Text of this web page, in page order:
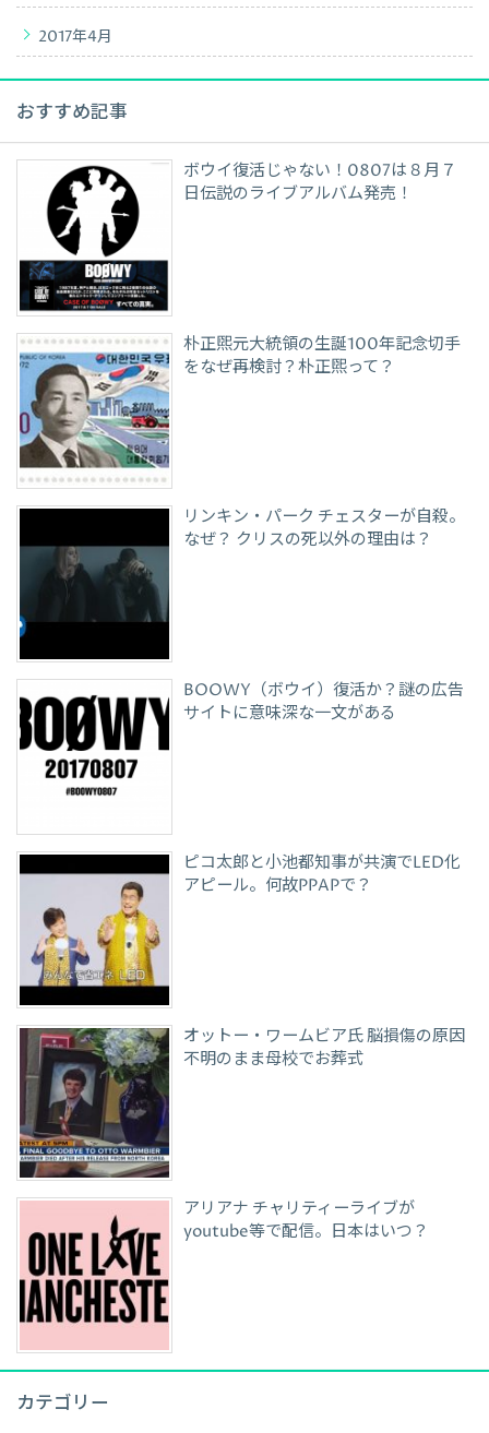
2017年4月
おすすめ記事
ボウイ復活じゃない！0807は８月７
日伝説のライブアルバム発売！
朴正煕元大統領の生誕100年記念切手
をなぜ再検討？朴正煕って？
リンキン・パーク チェスターが自殺。
なぜ？ クリスの死以外の理由は？
BOOWY（ボウイ）復活か？謎の広告
サイトに意味深な一文がある
ピコ太郎と小池都知事が共演でLED化
アピール。何故PPAPで？
オットー・ワームビア氏 脳損傷の原因
不明のまま母校でお葬式
アリアナ チャリティーライブが
youtube等で配信。日本はいつ？
カテゴリー